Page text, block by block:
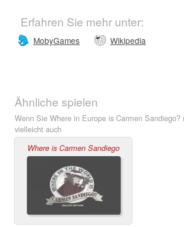
Erfahren Sie mehr unter:
MobyGames Wikipedia
Ähnliche spielen
Wenn Sie Where in Europe is Carmen
vielleicht auch
Where is Carmen Sandiego